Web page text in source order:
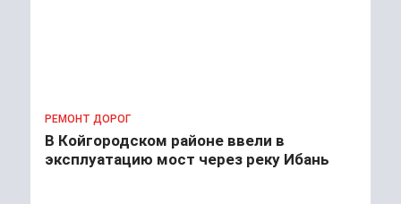
РЕМОНТ ДОРОГ
В Койгородском районе ввели в
эксплуатацию мост через реку Ибань